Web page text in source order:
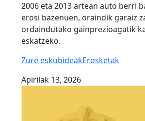
2006 eta 2013 artean auto berri
erosi bazenuen, oraindik garaiz
ordaindutako gainprezioagatik
eskatzeko.
Zure eskubideakErosketak
Apirilak 13, 2026